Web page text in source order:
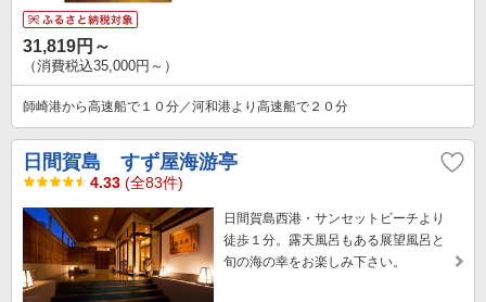
31,819円～
（消費税込35,000円～）
師崎港から高速船で１０分／河和港より高速船で２０分
日間賀島 すず屋海游亭
4.33 (全83件)
日間賀島西港・サンセットビーチより
徒歩１分。露天風呂もある展望風呂と
旬の海の幸をお楽しみ下さい。